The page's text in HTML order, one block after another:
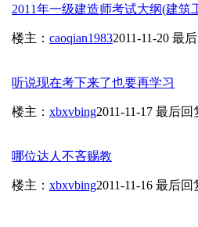
2011年一级建造师考试大纲(建筑
楼主： caoqian19832011-11-20 最
听说现在考下来了也要再学习
楼主： xbxvbing2011-11-17 最后回
哪位达人不吝赐教
楼主： xbxvbing2011-11-16 最后回